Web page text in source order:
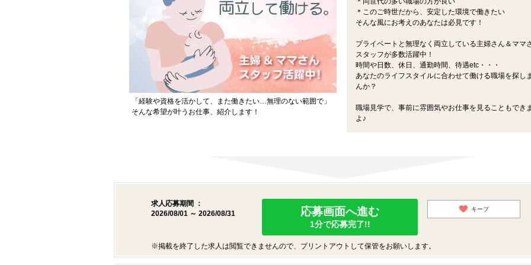
「経験や資格を活かして、また働きたい…無理のない範囲で」
そんな希望が叶うお仕事、紹介します！
＊このご時世だから、安定した環境で働きたい
そんな風にお考えのあなたは必見です！
プライベートと無理なく両立している主婦さん＆ママ
スタッフが多数活躍中！
時間や日数、休日、通勤時間、待遇etc・・・
あなたのライフスタイルに合わせて働ける職場を探し
んか？
職場見学で、事前に雰囲気やお仕事を見ることもでき
よ♪
求人応募期間 ：
2026/08/01 ～ 2026/08/31
応募画面へ進む
1分で応募完了!!
キープ
※掲載を終了した求人は閲覧できませんので、プリントアウトして保管をお願いします。